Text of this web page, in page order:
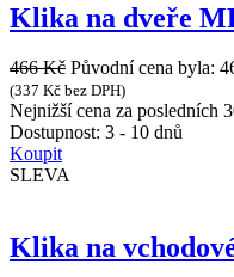
Klika na dveře
466Kč Původní cena byla:
(337 Kč bez DPH)
Nejnižší cena za posledních
Dostupnost: 3 - 10 dnů
Koupit
SLEVA
Klika na